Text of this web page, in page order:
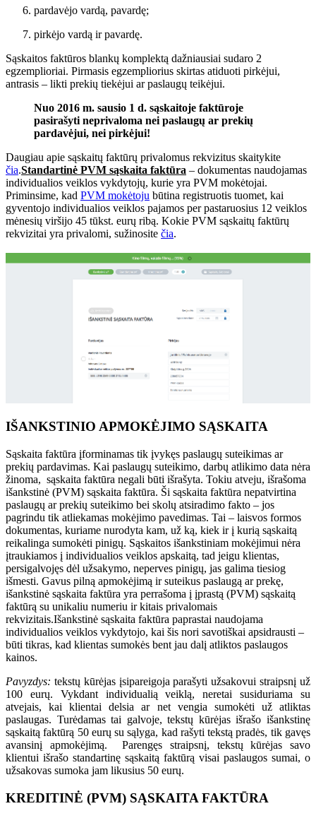
pardavėjo vardą, pavardę;
pirkėjo vardą ir pavardę.
Sąskaitos faktūros blankų komplektą dažniausiai sudaro 2
egzemplioriai. Pirmasis egzempliorius skirtas atiduoti pirkėjui,
antrasis – likti prekių tiekėjui ar paslaugų teikėjui.
Nuo 2016 m. sausio 1 d. sąskaitoje faktūroje
pasirašyti neprivaloma nei paslaugų ar prekių
pardavėjui, nei pirkėjui!
Daugiau apie sąskaitų faktūrų privalomus rekvizitus skaitykite
čia.Standartinė PVM sąskaita faktūra – dokumentas naudojamas
individualios veiklos vykdytojų, kurie yra PVM mokėtojai.
Priminsime, kad PVM mokėtoju būtina registruotis tuomet, kai
gyventojo individualios veiklos pajamos per pastaruosius 12 veiklos
mėnesių viršijo 45 tūkst. eurų ribą. Kokie PVM sąskaitų faktūrų
rekvizitai yra privalomi, sužinosite čia.
IŠANKSTINIO APMOKĖJIMO SĄSKAITA
Sąskaita faktūra įforminamas tik įvykęs paslaugų suteikimas ar
prekių pardavimas. Kai paslaugų suteikimo, darbų atlikimo data nėra
žinoma, sąskaita faktūra negali būti išrašyta. Tokiu atveju, išrašoma
išankstinė (PVM) sąskaita faktūra. Ši sąskaita faktūra nepatvirtina
paslaugų ar prekių suteikimo bei skolų atsiradimo fakto – jos
pagrindu tik atliekamas mokėjimo pavedimas. Tai – laisvos formos
dokumentas, kuriame nurodyta kam, už ką, kiek ir į kurią sąskaitą
reikalinga sumokėti pinigų. Sąskaitos išankstiniam mokėjimui nėra
įtraukiamos į individualios veiklos apskaitą, tad jeigu klientas,
persigalvojęs dėl užsakymo, neperves pinigų, jas galima tiesiog
išmesti. Gavus pilną apmokėjimą ir suteikus paslaugą ar prekę,
išankstinė sąskaita faktūra yra perrašoma į įprastą (PVM) sąskaitą
faktūrą su unikaliu numeriu ir kitais privalomais
rekvizitais.Išankstinė sąskaita faktūra paprastai naudojama
individualios veiklos vykdytojo, kai šis nori savotiškai apsidrausti –
būti tikras, kad klientas sumokės bent jau dalį atliktos paslaugos
kainos.
Pavyzdys: tekstų kūrėjas įsipareigoja parašyti užsakovui straipsnį už
100 eurų. Vykdant individualią veiklą, neretai susiduriama su
atvejais, kai klientai delsia ar net vengia sumokėti už atliktas
paslaugas. Turėdamas tai galvoje, tekstų kūrėjas išrašo išankstinę
sąskaitą faktūrą 50 eurų su sąlyga, kad rašyti tekstą pradės, tik gavęs
avansinį apmokėjimą. Parengęs straipsnį, tekstų kūrėjas savo
klientui išrašo standartinę sąskaitą faktūrą visai paslaugos sumai, o
užsakovas sumoka jam likusius 50 eurų.
KREDITINĖ (PVM) SĄSKAITA FAKTŪRA